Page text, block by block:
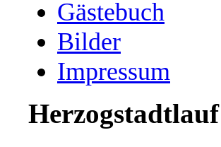
Gästebuch
Bilder
Impressum
Herzogstadtlauf